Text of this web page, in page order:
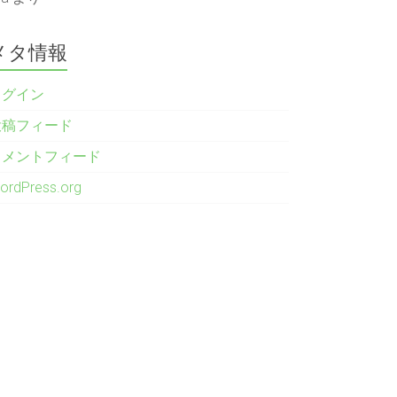
タ情報
イン
フィード
ントフィード